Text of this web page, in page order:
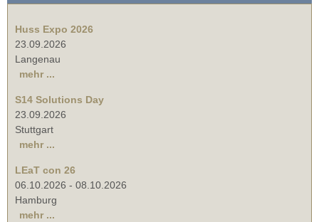
Huss Expo 2026
23.09.2026
Langenau
mehr ...
S14 Solutions Day
23.09.2026
Stuttgart
mehr ...
LEaT con 26
06.10.2026 - 08.10.2026
Hamburg
mehr ...